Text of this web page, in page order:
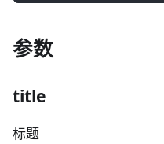
参数
title
标题